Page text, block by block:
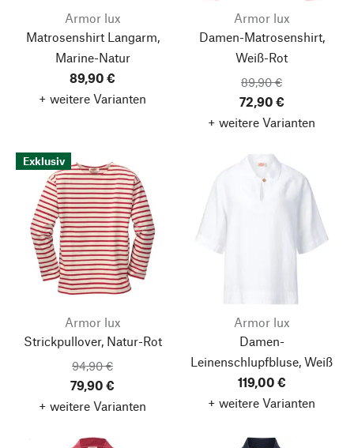
Armor lux
Matrosenshirt Langarm,
Marine-Natur
89,90 €
+ weitere Varianten
Armor lux
Damen-Matrosenshirt,
Weiß-Rot
89,90 €
72,90 €
+ weitere Varianten
Exklusiv
Armor lux
Strickpullover, Natur-Rot
94,90 €
79,90 €
+ weitere Varianten
Armor lux
Damen-
Leinenschlupfbluse, Weiß
119,00 €
+ weitere Varianten